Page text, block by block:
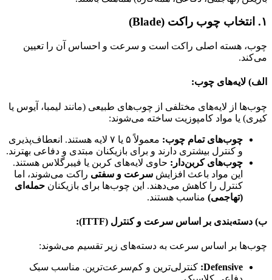
۱. انتخاب چوب راکت (Blade)
چوب، هسته اصلی راکت است و سرعت و احساس آن را تعیین
می‌کند.
الف) لایه‌های چوب:
چوب‌ها از لایه‌های مختلفی از چوب‌های طبیعی (مانند لیمبا، آیوس یا
کیری) یا مواد کامپوزیت ساخته می‌شوند:
چوب‌های تمام چوب:
معمولاً ۵ یا ۷ لایه هستند. انعطاف‌پذیری
و کنترل بیشتری دارند و برای بازیکنان مبتدی و دفاعی بهترند.
چوب‌های کربن‌دار: حاوی لایه‌های کربن یا فیبرگلاس هستند.
این مواد باعث افزایش سرعت و سفتی راکت می‌شوند، اما
کنترل را کاهش می‌دهند. این چوب‌ها برای بازیکنان حمله‌ای
(تهاجمی) مناسب هستند.
ب) دسته‌بندی بر اساس سرعت و کنترل (ITTF):
چوب‌ها بر اساس سرعت به دسته‌های زیر تقسیم می‌شوند:
Defensive: کنترلی‌ترین و کم‌سرعت‌ترین. مناسب سبک